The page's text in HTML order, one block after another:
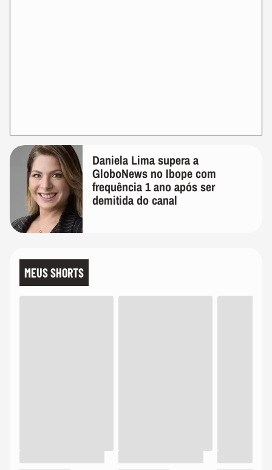
Daniela Lima supera a
GloboNews no Ibope com
frequência 1 ano após ser
demitida do canal
MEUS SHORTS